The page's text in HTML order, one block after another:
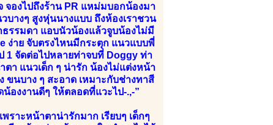
องไปถึงร้าน PR แหม่มบอกน้องมา
างๆ สูงหุ่นนางแบบ ถึงห้องเราชวน
รรมดา แอบนัวน้องแล้วจูบน้องไม่มี
ง่าย จับตรงไหนมีกระตุก แนวแบบพี่
1 จัดต่อไปหลายท่าจบที่ Doggy ท่า
า แนวเด็ก ๆ น่ารัก น้องไม่แต่งหน้า
ขนบาง ๆ สะอาด เหมาะกับช่างทาสี
งงานดีๆ ให้ตลอดที่แวะไป-.,-”
ราะหน้าตาน่ารักมาก เรียบๆ เด็กๆ